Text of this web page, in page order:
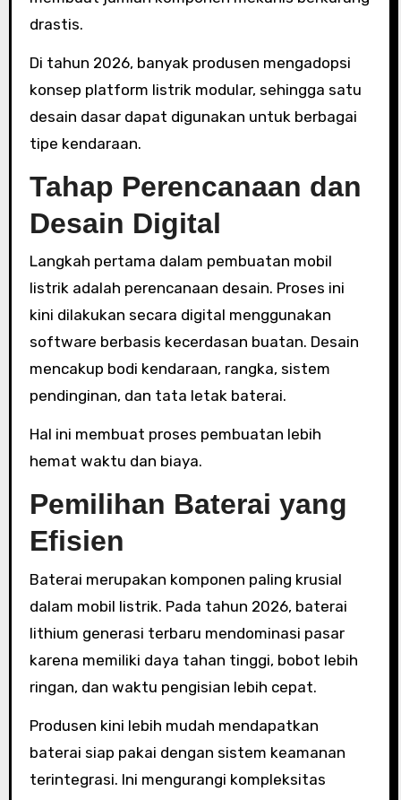
drastis.
Di tahun 2026, banyak produsen mengadopsi
konsep platform listrik modular, sehingga satu
desain dasar dapat digunakan untuk berbagai
tipe kendaraan.
Tahap Perencanaan dan
Desain Digital
Langkah pertama dalam pembuatan mobil
listrik adalah perencanaan desain. Proses ini
kini dilakukan secara digital menggunakan
software berbasis kecerdasan buatan. Desain
mencakup bodi kendaraan, rangka, sistem
pendinginan, dan tata letak baterai.
Hal ini membuat proses pembuatan lebih
hemat waktu dan biaya.
Pemilihan Baterai yang
Efisien
Baterai merupakan komponen paling krusial
dalam mobil listrik. Pada tahun 2026, baterai
lithium generasi terbaru mendominasi pasar
karena memiliki daya tahan tinggi, bobot lebih
ringan, dan waktu pengisian lebih cepat.
Produsen kini lebih mudah mendapatkan
baterai siap pakai dengan sistem keamanan
terintegrasi. Ini mengurangi kompleksitas